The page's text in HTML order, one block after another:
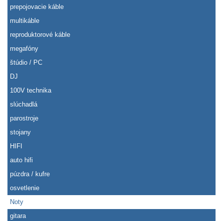
prepojovacie káble
multikáble
reproduktorové káble
megafóny
štúdio / PC
DJ
100V technika
slúchadlá
parostroje
stojany
HIFI
auto hifi
púzdra / kufre
osvetlenie
Noty
gitara